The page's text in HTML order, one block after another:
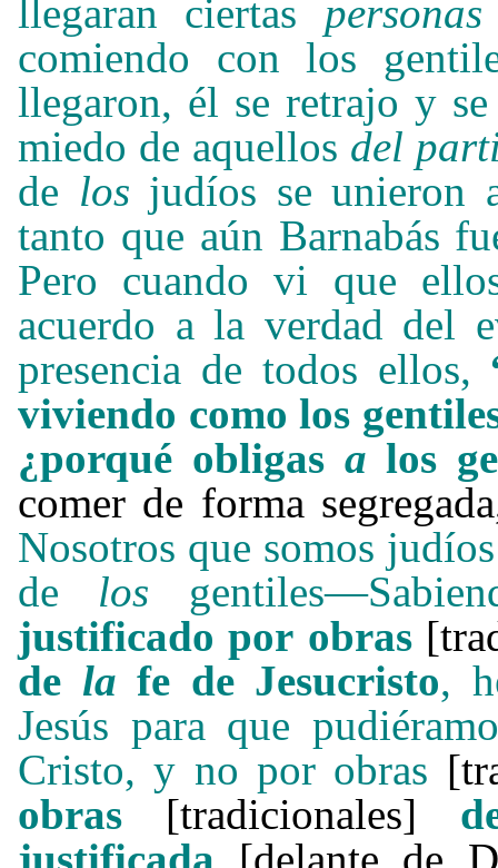
llegaran ciertas
comiendo con los
llegaron, él se retrajo y
miedo de aquellos del
de los judíos se
tanto que aún Barnabás
Pero cuando vi que
acuerdo a la verdad del
presencia de todos ellos,
viviendo como los
¿porqué obligas alos
comer de forma
Nosotros que somos
de los gentiles—
justificado por obras
de la fe de Jesucristo,
Jesús para que
Cristo, y no por obras
obras
[tradicionales]